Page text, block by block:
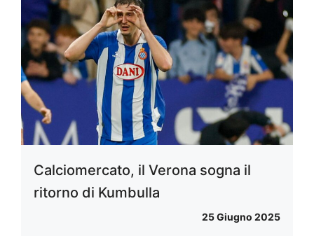
Calciomercato, il Verona sogna il
ritorno di Kumbulla
25 Giugno 2025